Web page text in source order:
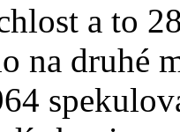
a to
na druhé